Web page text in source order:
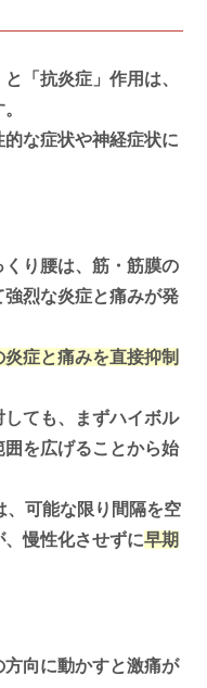
「抗炎症」作用は、
な症状や神経症状に
くり腰は、筋・筋膜の
烈な炎症と痛みが発
炎症と痛みを直接抑制
ても、まずハイボル
囲を広げることから始
、可能な限り間隔を空
、慢性化させずに早期
向に動かすと激痛が